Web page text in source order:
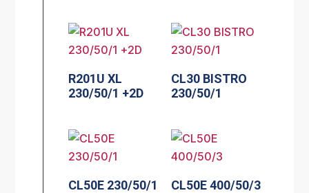
R201U XL
230/50/1 +2D
CL30 BISTRO
230/50/1
CL50E 230/50/1 CL50E 400/50/3